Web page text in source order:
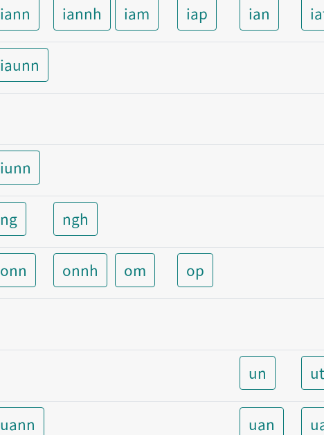
iann iannh iam iap ian
iaunn
iunn
ng ngh
onn onnh om op
un ut
uann uan